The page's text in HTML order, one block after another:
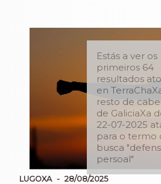
LUGOXA 28/08/2025
Estás a ver os
primeiros 64
resultados
en
resto de
de GaliciaXa
22-07-2025
para o termo
busca
persoal"